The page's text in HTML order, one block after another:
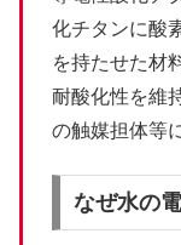
化チタンに酸
を持たせた材
耐酸化性を維
の触媒担体等
なぜ水の